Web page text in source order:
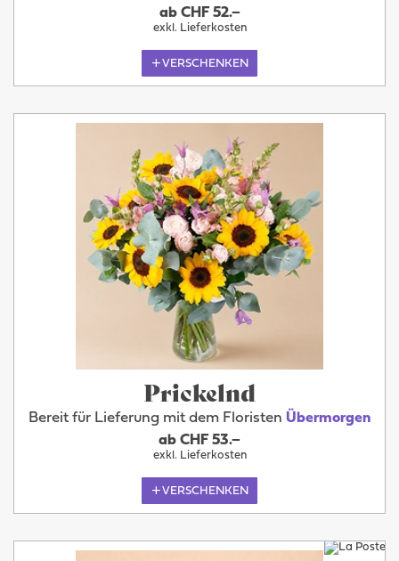
ab CHF 52.–
exkl. Lieferkosten
VERSCHENKEN
Prickelnd
Bereit für Lieferung mit dem Floristen Übermorgen
ab CHF 53.–
exkl. Lieferkosten
VERSCHENKEN